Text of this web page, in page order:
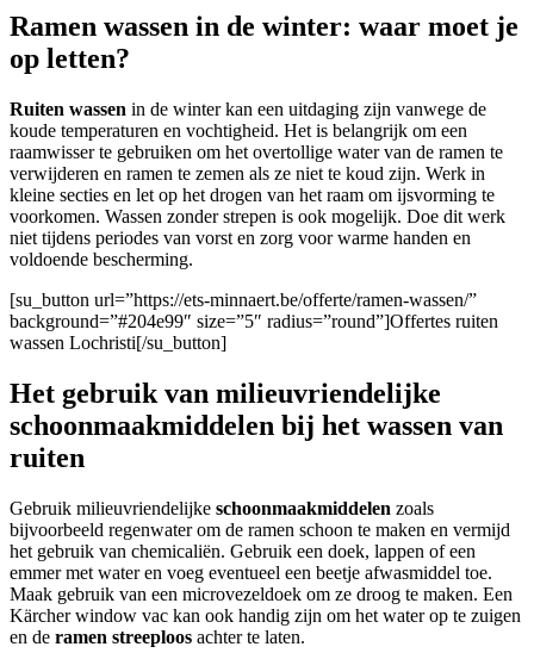
Ramen wassen in de winter: waar moet je
op letten?
Ruiten wassen in de winter kan een uitdaging zijn vanwege de
koude temperaturen en vochtigheid. Het is belangrijk om een
raamwisser te gebruiken om het overtollige water van de ramen te
verwijderen en ramen te zemen als ze niet te koud zijn. Werk in
kleine secties en let op het drogen van het raam om ijsvorming te
voorkomen. Wassen zonder strepen is ook mogelijk. Doe dit werk
niet tijdens periodes van vorst en zorg voor warme handen en
voldoende bescherming.
[su_button url=”https://ets-minnaert.be/offerte/ramen-wassen/”
background=”#204e99″ size=”5″ radius=”round”]Offertes ruiten
wassen Lochristi[/su_button]
Het gebruik van milieuvriendelijke
schoonmaakmiddelen bij het wassen van
ruiten
Gebruik milieuvriendelijke schoonmaakmiddelen zoals
bijvoorbeeld regenwater om de ramen schoon te maken en vermijd
het gebruik van chemicaliën. Gebruik een doek, lappen of een
emmer met water en voeg eventueel een beetje afwasmiddel toe.
Maak gebruik van een microvezeldoek om ze droog te maken. Een
Kärcher window vac kan ook handig zijn om het water op te zuigen
en de ramen streeploos achter te laten.